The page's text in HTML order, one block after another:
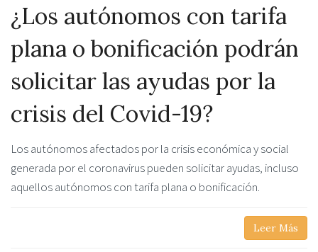
¿Los autónomos con tarifa
plana o bonificación podrán
solicitar las ayudas por la
crisis del Covid-19?
Los autónomos afectados por la crisis económica y social
generada por el coronavirus pueden solicitar ayudas, incluso
aquellos autónomos con tarifa plana o bonificación.
Leer Más